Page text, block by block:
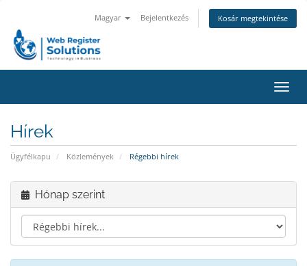
Magyar Bejelentkezés Kosár megtekintése
a
Hírek
Ügyfélkapu Közlemények Régebbi hírek
Hónap szerint